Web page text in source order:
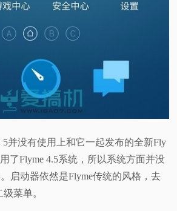
5并没有使用上和它一起发布的全新Fly
了Flyme 4.5系统，所以系统方面并没
启动器依然是Flyme传统的风格，去
菜单。